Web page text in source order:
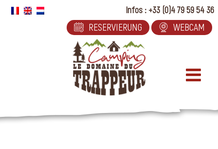
Skip
Infos : +33 (0)4 79 59 54 36
RESERVIERUNG WEBCAM